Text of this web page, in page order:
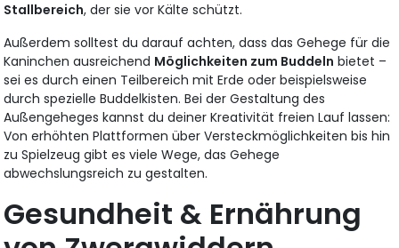
Stallbereich, der sie vor Kälte schützt.
Außerdem solltest du darauf achten, dass das Gehege für die
Kaninchen ausreichend Möglichkeiten zum Buddeln bietet –
sei es durch einen Teilbereich mit Erde oder beispielsweise
durch spezielle Buddelkisten. Bei der Gestaltung des
Außengeheges kannst du deiner Kreativität freien Lauf lassen:
Von erhöhten Plattformen über Versteckmöglichkeiten bis hin
zu Spielzeug gibt es viele Wege, das Gehege
abwechslungsreich zu gestalten.
Gesundheit & Ernährung